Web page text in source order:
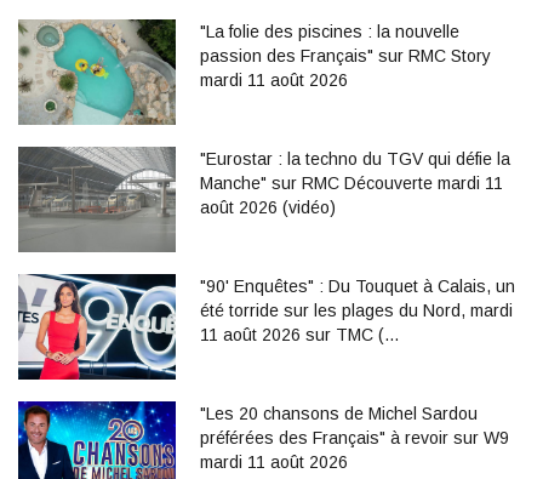
"La folie des piscines : la nouvelle
passion des Français" sur RMC Story
mardi 11 août 2026
"Eurostar : la techno du TGV qui défie la
Manche" sur RMC Découverte mardi 11
août 2026 (vidéo)
"90' Enquêtes" : Du Touquet à Calais, un
été torride sur les plages du Nord, mardi
11 août 2026 sur TMC (…
"Les 20 chansons de Michel Sardou
préférées des Français" à revoir sur W9
mardi 11 août 2026